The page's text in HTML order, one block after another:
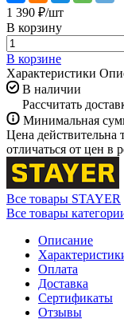
1 390 ₽/шт
В корзину
В корзине
Характеристики
В наличии
Рассчитать
Минимальная
Цена действительна
отличаться от цен в
Все товары STAYER
Все товары
Описание
Оплата
Доставка
Сертификаты
Отзывы